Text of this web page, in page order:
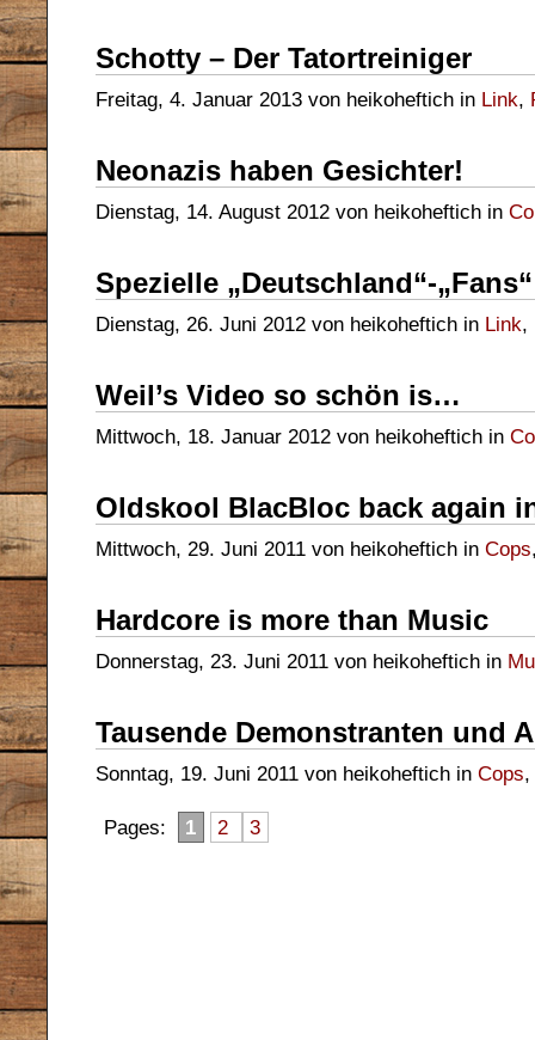
Schotty – Der Tatortreiniger
Freitag, 4. Januar 2013 von heikoheftich in Link,
Neonazis haben Gesichter!
Dienstag, 14. August 2012 von heikoheftich in
Spezielle „Deutschland“-
Dienstag, 26. Juni 2012 von heikoheftich in Link,
Weil’s Video so schön is…
Mittwoch, 18. Januar 2012 von heikoheftich in
Oldskool BlacBloc back again
Mittwoch, 29. Juni 2011 von heikoheftich in Cops
Hardcore is more than Music
Donnerstag, 23. Juni 2011 von heikoheftich in
Tausende Demonstranten und
Sonntag, 19. Juni 2011 von heikoheftich in Cops,
Pages: 1 2 3